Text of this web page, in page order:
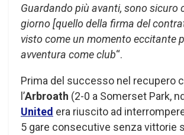
Guardando più avanti, sono sicuro
giorno [quello della firma del
visto come un momento eccitante
avventura come club“.
Prima del successo nel recupero
l’Arbroath (2-0 a Somerset Park,
United era riuscito ad
5 gare consecutive senza vittorie